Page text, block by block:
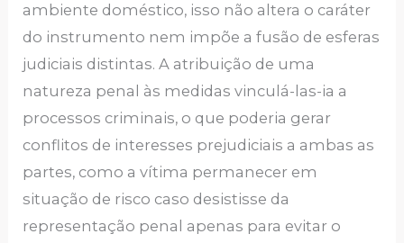
ambiente doméstico, isso não altera o caráter
do instrumento nem impõe a fusão de esferas
judiciais distintas. A atribuição de uma
natureza penal às medidas vinculá-las-ia a
processos criminais, o que poderia gerar
conflitos de interesses prejudiciais a ambas as
partes, como a vítima permanecer em
situação de risco caso desistisse da
representação penal apenas para evitar o